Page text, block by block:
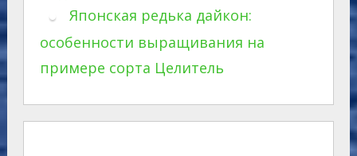
Японская редька дайкон:
особенности выращивания на
примере сорта Целитель